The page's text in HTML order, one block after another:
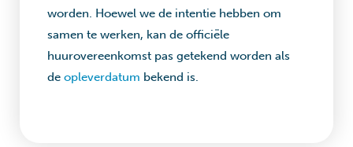
worden. Hoewel we de intentie hebben om
samen te werken, kan de officiële
huurovereenkomst pas getekend worden als
de opleverdatum bekend is.